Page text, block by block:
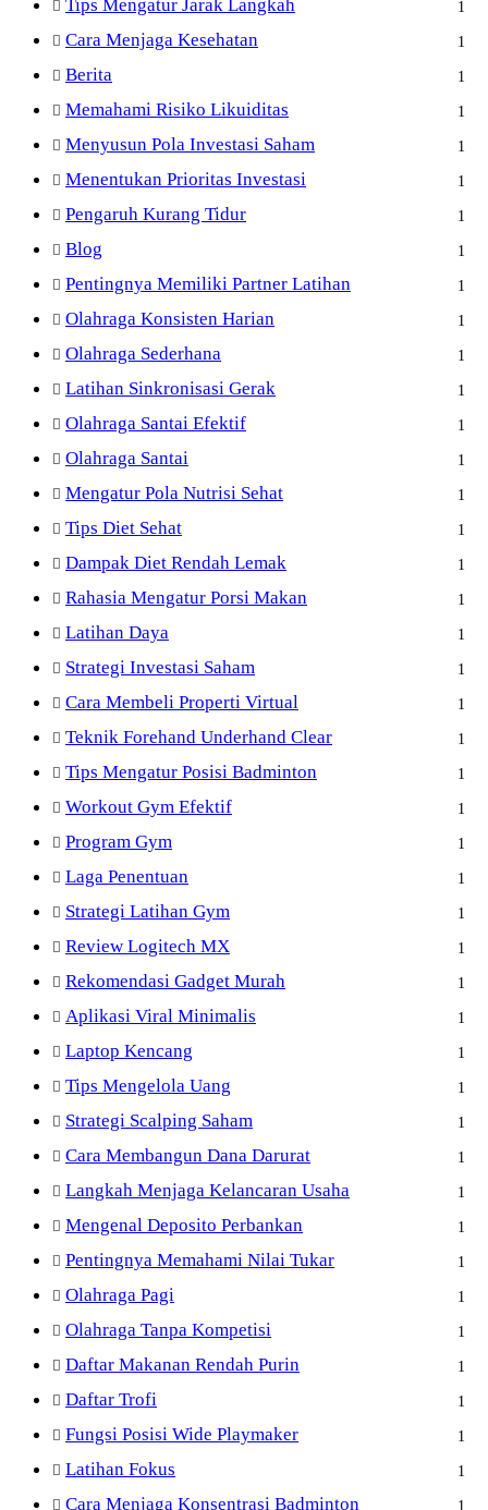
Tips Mengatur Jarak Langkah 1
Cara Menjaga Kesehatan 1
Berita 1
Memahami Risiko Likuiditas 1
Menyusun Pola Investasi Saham 1
Menentukan Prioritas Investasi 1
Pengaruh Kurang Tidur 1
Blog 1
Pentingnya Memiliki Partner Latihan 1
Olahraga Konsisten Harian 1
Olahraga Sederhana 1
Latihan Sinkronisasi Gerak 1
Olahraga Santai Efektif 1
Olahraga Santai 1
Mengatur Pola Nutrisi Sehat 1
Tips Diet Sehat 1
Dampak Diet Rendah Lemak 1
Rahasia Mengatur Porsi Makan 1
Latihan Daya 1
Strategi Investasi Saham 1
Cara Membeli Properti Virtual 1
Teknik Forehand Underhand Clear 1
Tips Mengatur Posisi Badminton 1
Workout Gym Efektif 1
Program Gym 1
Laga Penentuan 1
Strategi Latihan Gym 1
Review Logitech MX 1
Rekomendasi Gadget Murah 1
Aplikasi Viral Minimalis 1
Laptop Kencang 1
Tips Mengelola Uang 1
Strategi Scalping Saham 1
Cara Membangun Dana Darurat 1
Langkah Menjaga Kelancaran Usaha 1
Mengenal Deposito Perbankan 1
Pentingnya Memahami Nilai Tukar 1
Olahraga Pagi 1
Olahraga Tanpa Kompetisi 1
Daftar Makanan Rendah Purin 1
Daftar Trofi 1
Fungsi Posisi Wide Playmaker 1
Latihan Fokus 1
Cara Menjaga Konsentrasi Badminton 1